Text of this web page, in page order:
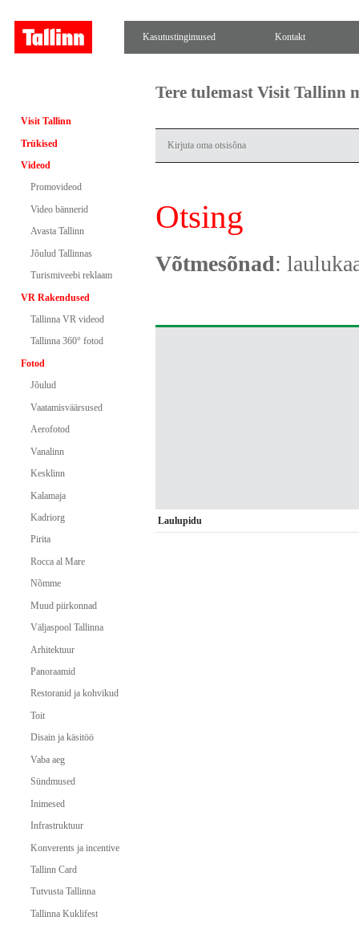
Kasutustingimused Kontakt
Visit Tallinn
Trükised
Videod
Promovideod
Video bännerid
Avasta Tallinn
Jõulud Tallinnas
Turismiveebi reklaam
VR Rakendused
Tallinna VR videod
Tallinna 360° fotod
Fotod
Jõulud
Vaatamisväärsused
Aerofotod
Vanalinn
Kesklinn
Kalamaja
Kadriorg
Pirita
Rocca al Mare
Nõmme
Muud piirkonnad
Väljaspool Tallinna
Arhitektuur
Panoraamid
Restoranid ja kohvikud
Toit
Disain ja käsitöö
Vaba aeg
Sündmused
Inimesed
Infrastruktuur
Konverents ja incentive
Tallinn Card
Tutvusta Tallinna
Tallinna Kuklifest
Tere tulemast Visit Tallinn
Otsing
Võtmesõnad:
Laulupidu